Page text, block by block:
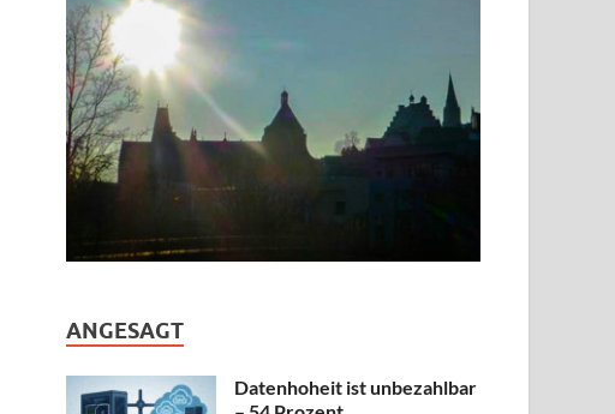
ANGESAGT
Datenhoheit ist unbezahlbar